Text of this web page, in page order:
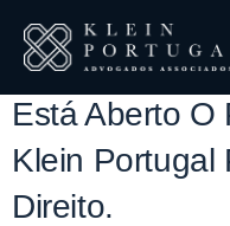
Tag:
Está Aberto O
Klein Portugal
Direito.